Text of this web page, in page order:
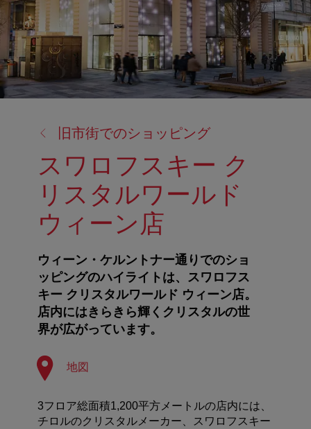
旧市街でのショッピング
スワロフスキー ク
リスタルワールド
ウィーン店
ウィーン・ケルントナー通りでのショ
ッピングのハイライトは、スワロフス
キー クリスタルワールド ウィーン店。
店内にはきらきら輝くクリスタルの世
界が広がっています。
地図
3フロア総面積1,200平方メートルの店内には、
チロルのクリスタルメーカー、スワロフスキー